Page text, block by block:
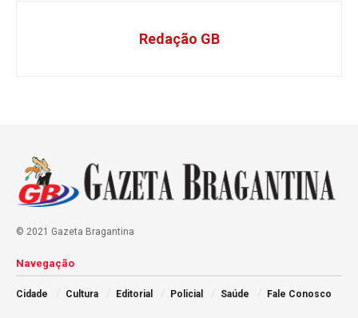
Redação GB
© 2021 Gazeta Bragantina
Navegação
Cidade Cultura Editorial Policial Saúde Fale Conosco